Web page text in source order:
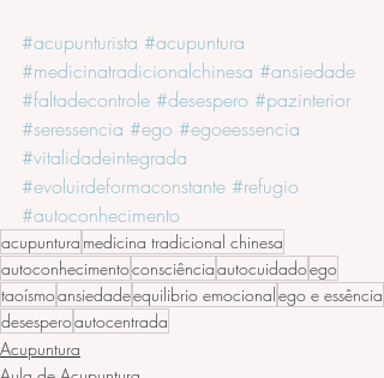
#acupunturista #acupuntura
#medicinatradicionalchinesa #ansiedade
#faltadecontrole #desespero #pazinterior
#seressencia #ego #egoeessencia
#vitalidadeintegrada
#evoluirdeformaconstante #refugio
#autoconhecimento
acupuntura medicina tradicional chinesa
autoconhecimentoconsciênciaautocuidadoego
taoísmoansiedadeequilibrio emocional ego e essência
desesperoautocentrada
Acupuntura